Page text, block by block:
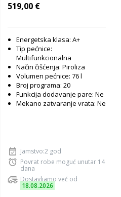
519,00 €
Energetska klasa: A+
Tip pećnice:
Multifunkcionalna
Način čišćenja: Piroliza
Volumen pećnice: 76 l
Broj programa: 20
Funkcija dodavanje pare: Ne
Mekano zatvaranje vrata: Ne
Jamstvo:2 god
Povrat robe moguć unutar 14
dana
Dostavljamo već od
18.08.2026